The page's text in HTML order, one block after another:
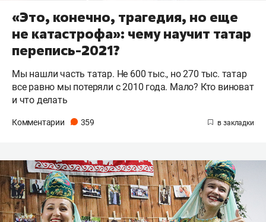
«Это, конечно, трагедия, но еще
не катастрофа»: чему научит татар
перепись-2021?
Мы нашли часть татар. Не 600 тыс., но 270 тыс. татар
все равно мы потеряли с 2010 года. Мало? Кто виноват
и что делать
Комментарии 359